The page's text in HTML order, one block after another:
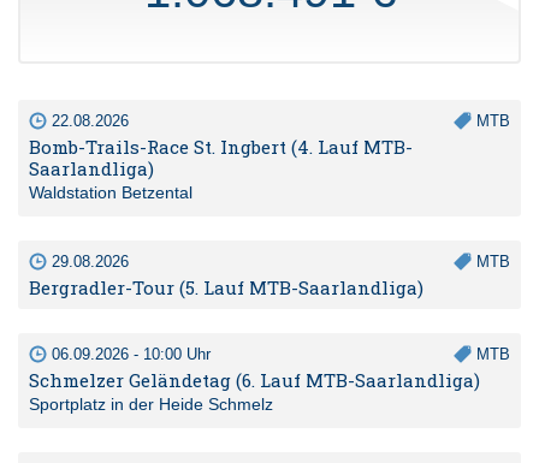
22.08.2026 MTB
Bomb-Trails-Race St. Ingbert (4. Lauf MTB-
Saarlandliga)
Waldstation Betzental
29.08.2026 MTB
Bergradler-Tour (5. Lauf MTB-Saarlandliga)
06.09.2026 - 10:00 Uhr MTB
Schmelzer Geländetag (6. Lauf MTB-Saarlandliga)
Sportplatz in der Heide Schmelz